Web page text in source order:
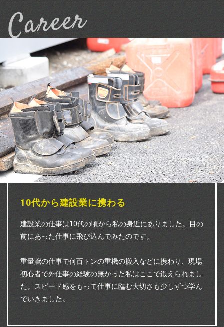
Career
10代から建設業に携わる
建設業の仕事は10代の頃から私の身近にありました。目の
前にあった仕事に飛び込んでみたのです。
重量鳶の仕事で何百トンの重機の搬入などに携わり、現場
初心者で外仕事の経験の無かった私はここで鍛えられまし
た。スピード感をもって仕事に臨む大切さも少しずつ学ん
でいきました。